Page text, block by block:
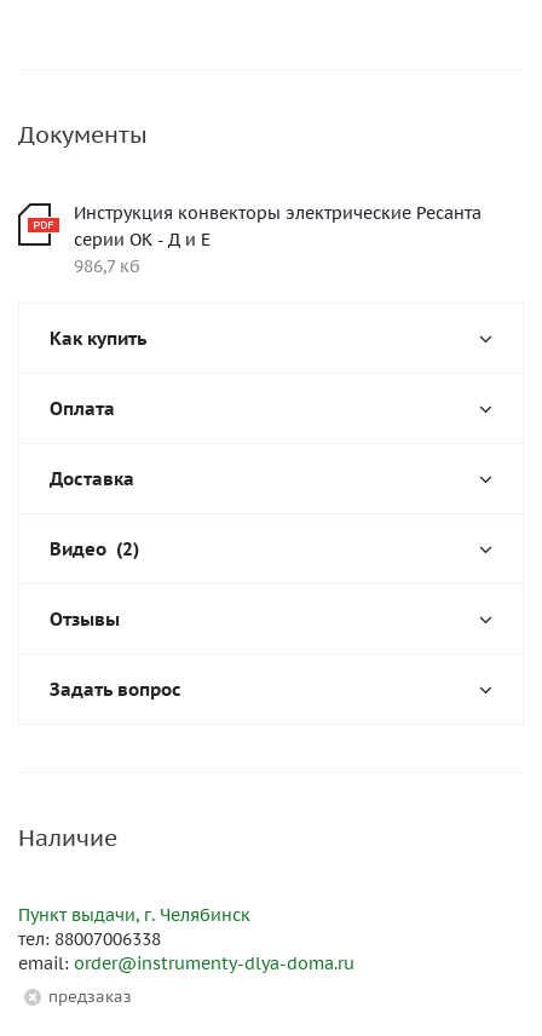
Документы
Инструкция конвекторы электрические Ресанта
серии ОК - Д и Е
986,7 кб
Как купить
Оплата
Доставка
Видео (2)
Отзывы
Задать вопрос
Наличие
Пункт выдачи, г. Челябинск
тел: 88007006338
email: order@instrumenty-dlya-doma.ru
Предзаказ